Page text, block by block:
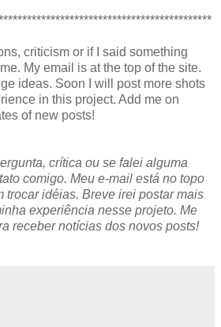
criticism or if I said something
My email is at the top of the site.
ideas. Soon I will post more shots
in this project. Add me on
of new posts!
crítica ou se falei alguma
comigo. Meu e-mail está no topo
trocar idéias. Breve irei postar mais
experiência nesse projeto. Me
receber notícias dos novos posts!